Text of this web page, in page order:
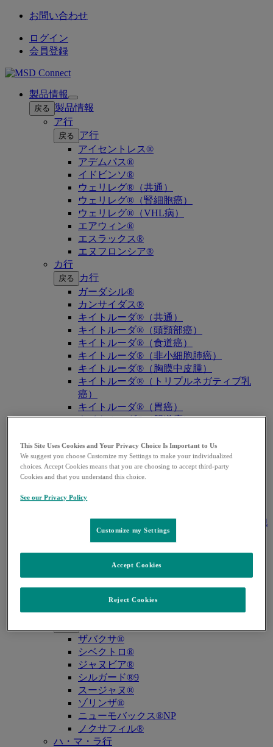
お問い合わせ
ログイン
会員登録
製品情報
Open
submenu
戻る 製品情報
ア行
戻る
ア行
アイセントレス®
アデムパス®
イドビンソ®
ウェリレグ®（共通）
ウェリレグ®（腎細胞癌）
ウェリレグ®（VHL病）
エアウィン®
エスラックス®
エヌフロンシア®
カ行
戻る
カ行
ガーダシル®
カンサイダス®
キイトルーダ®（共通）
キイトルーダ®（頭頸部癌）
キイトルーダ®（食道癌）
キイトルーダ®（非小細胞肺癌）
キイトルーダ®（胸膜中皮腫）
キイトルーダ®（トリプルネガティブ乳
癌）
キイトルーダ®（胃癌）
キイトルーダ®（胆道癌）
キイトルーダ®（尿路上皮癌）
キイトルーダ®（子宮体癌）
キイトルーダ®（子宮頸癌）
キイトルーダ®（古典的ホジキンリンパ
キイトルーダ®（原発性縦隔大細胞型B細胞
リンパ腫（PMBCL））
キイトルーダ®（MSI-High結腸・直腸癌）
キャップバックス®
キュビシン®
サ・タ・ナ行
ザバクサ®
シベクトロ®
ジャヌビア®
シルガード®9
スージャヌ®
ゾリンザ®
ニューモバックス®NP
ノクサフィル®
ハ・マ・ラ行
This Site Uses Cookies and Your Privacy Choice Is Important to Us
We suggest you choose Customize my Settings to make your individualized
choices. Accept Cookies means that you are choosing to accept third-party
Cookies and that you understand this choice.
See our Privacy Policy
Customize my Settings
Reject Cookies
Accept Cookies